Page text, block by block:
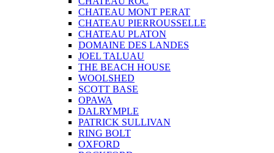
CHATEAU MONT PERAT
CHATEAU PIERROUSSELLE
CHATEAU PLATON
DOMAINE DES LANDES
JOEL TALUAU
THE BEACH HOUSE
WOOLSHED
SCOTT BASE
OPAWA
DALRYMPLE
PATRICK SULLIVAN
RING BOLT
OXFORD